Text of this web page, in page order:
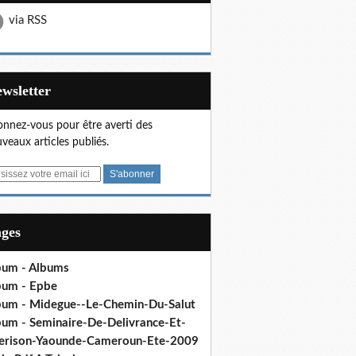
via RSS
vous pour être averti des
articles publiés.
- Albums
- Epbe
- Midegue--Le-Chemin-Du-Salut
- Seminaire-De-Delivrance-Et-
Yaounde-Cameroun-Ete-2009